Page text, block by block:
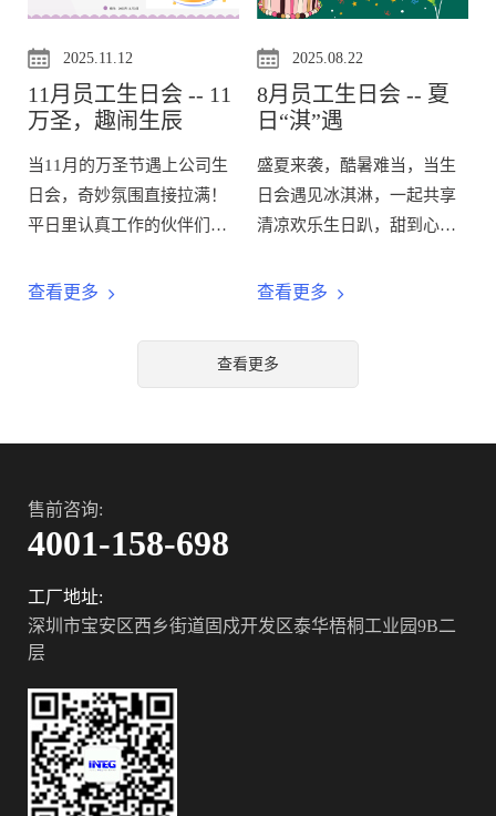
2025.11.12
11月员工生日会 -- 11
万圣，趣闹生辰
当11月的万圣节遇上公司生
日会，奇妙氛围直接拉满！
平日里认真工作的伙伴们，
灯、齐齐上阵。在这欢乐的
特别的祝福。新的一岁，愿
大家如万圣节勇士般无畏前
查看更多
2025.08.22
8月员工生日会 -- 夏
日“淇”遇
盛夏来袭，酷暑难当，当生
日会遇见冰淇淋，一起共享
清凉欢乐生日趴，甜到心坎
查看更多
查看更多
售前咨询:
4001-158-698
工厂地址:
深圳市宝安区西乡街道固戍开发区泰华梧桐工业园9B二
层